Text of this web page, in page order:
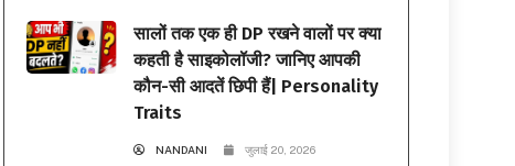
सालों तक एक ही DP रखने वालों पर क्या
कहती है साइकोलॉजी? जानिए आपकी
कौन-सी आदतें छिपी हैं| Personality
Traits
NANDANI जुलाई 20, 2026